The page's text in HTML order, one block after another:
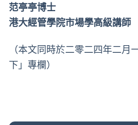
范亭亭博士
港大經管學院市場學高級講師
（本文同時於二零二四年二
下」專欄）